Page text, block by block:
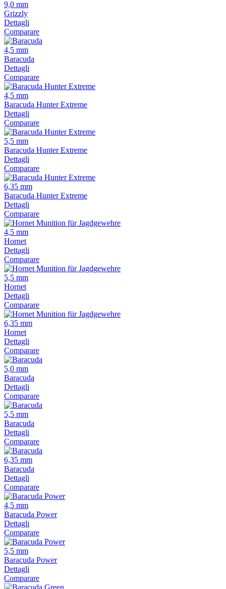
9,0 mm
Grizzly
Dettagli
Comparare
4,5 mm
Baracuda
Dettagli
Comparare
4,5 mm
Baracuda Hunter Extreme
Dettagli
Comparare
5,5 mm
Baracuda Hunter Extreme
Dettagli
Comparare
6,35 mm
Baracuda Hunter Extreme
Dettagli
Comparare
4,5 mm
Hornet
Dettagli
Comparare
5,5 mm
Hornet
Dettagli
Comparare
6,35 mm
Hornet
Dettagli
Comparare
5,0 mm
Baracuda
Dettagli
Comparare
5,5 mm
Baracuda
Dettagli
Comparare
6,35 mm
Baracuda
Dettagli
Comparare
4,5 mm
Baracuda Power
Dettagli
Comparare
5,5 mm
Baracuda Power
Dettagli
Comparare